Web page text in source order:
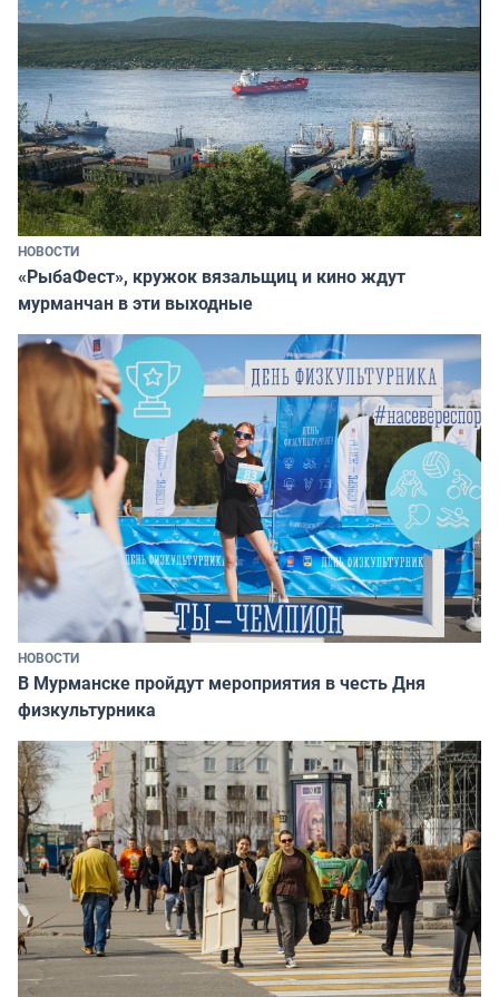
НОВОСТИ
«РыбаФест», кружок вязальщиц и кино ждут
мурманчан в эти выходные
НОВОСТИ
В Мурманске пройдут мероприятия в честь Дня
физкультурника